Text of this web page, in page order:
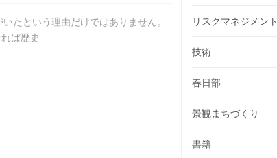
たという理由だけではありません。
ば歴史
リスクマネジメント
技術
春日部
景観まちづくり
書籍